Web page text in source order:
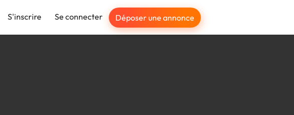
S'inscrire Se connecter Déposer une annonce